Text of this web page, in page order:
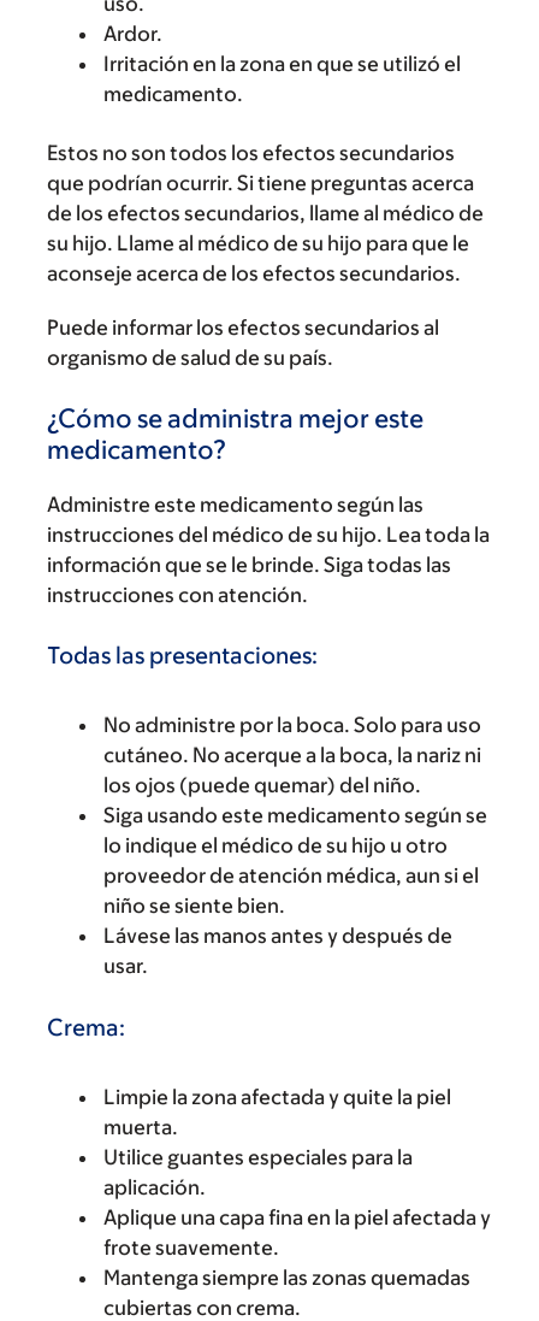
Ardor.
Irritación en la zona en que se utilizó el
medicamento.
Estos no son todos los efectos secundarios
que podrían ocurrir. Si tiene preguntas acerca
de los efectos secundarios, llame al médico de
su hijo. Llame al médico de su hijo para que le
aconseje acerca de los efectos secundarios.
Puede informar los efectos secundarios al
organismo de salud de su país.
¿Cómo se administra mejor este
medicamento?
Administre este medicamento según las
instrucciones del médico de su hijo. Lea toda la
información que se le brinde. Siga todas las
instrucciones con atención.
Todas las presentaciones:
No administre por la boca. Solo para uso
cutáneo. No acerque a la boca, la nariz ni
los ojos (puede quemar) del niño.
Siga usando este medicamento según se
lo indique el médico de su hijo u otro
proveedor de atención médica, aun si el
niño se siente bien.
Lávese las manos antes y después de
usar.
Crema:
Limpie la zona afectada y quite la piel
muerta.
Utilice guantes especiales para la
aplicación.
Aplique una capa fina en la piel afectada y
frote suavemente.
Mantenga siempre las zonas quemadas
cubiertas con crema.